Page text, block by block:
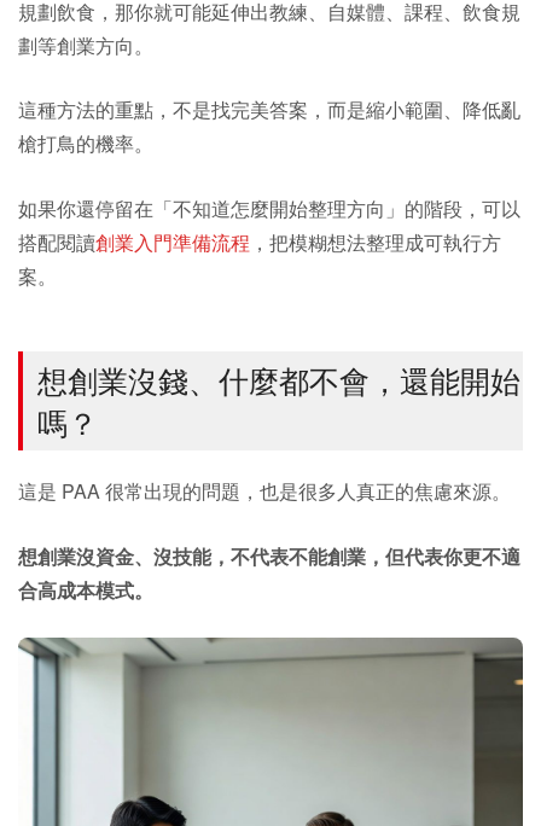
規劃飲食，那你就可能延伸出教練、自媒體、課程、飲食規
劃等創業方向。
這種方法的重點，不是找完美答案，而是縮小範圍、降低亂
槍打鳥的機率。
如果你還停留在「不知道怎麼開始整理方向」的階段，可以
搭配閱讀創業入門準備流程 ，把模糊想法整理成可執行方
案。
想創業沒錢、什麼都不會，還能開始
嗎？
這是 PAA 很常出現的問題，也是很多人真正的焦慮來源。
想創業沒資金、沒技能，不代表不能創業，但代表你更不適
合高成本模式。